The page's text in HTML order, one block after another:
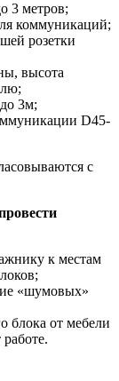
3 метров;
коммуникаций;
розетки
высота
3м;
D45-
с
к местам
«шумовых»
блока от мебели